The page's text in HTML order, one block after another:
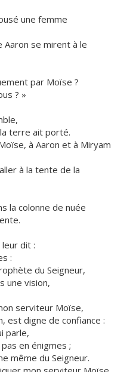
une femme
se mirent à le
par Moïse ?
? »
terre ait porté.
à Aaron et à Miryam
à la tente de la
la colonne de nuée
dit :
:
du Seigneur,
une vision,
serviteur Moïse,
est digne de confiance :
parle,
en énigmes ;
même du Seigneur.